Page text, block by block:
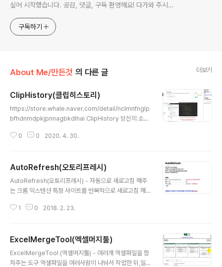
싶어 시작했습니다. 공감, 댓글, 구독 환영해요! 다가와 주시면
구독하기
About Me/만든것 의 다른 글 더보기
ClipHistory(클립히스토리)
https://store.whale.naver.com/detail/nclmnfnglp
bfhdnmdpkjpnnagbkdlhai ClipHistory 당신의 소중
opy History. (Just for you) store.whale.naver.co
장과 링크의 경우 하이퍼링크 생성으로 새창을 띄울 수 있
다. 이미지 인 경우에도 기록되도록 수정할 예정!
0 0 2020. 4. 30.
AutoRefresh(오토리프레시)
AutoRefresh(오토리프레시) - 자동으로 새로고침 해주
는 크롬 익스텐션 특정 사이트를 반복적으로 새로고침 해
주소 / 횟수 / 주기를 입력하면,입력한대로 새로고침을 수
e/detail/autorefresh/kpblfhpdgghcabcfkndaicjh
kppckdfk[Github] https://github.com/seunggab
i/auto-refresh[Whale] https://store.whale.naver.
1 0 2018. 2. 23.
ExcelMergeTool(엑셀머지툴)
ExcelMergeTool (엑셀머지툴) - 여러개 엑셀파일을 합
쳐주는 도구 엑셀파일을 여러사람이 나눠서 작업한 뒤,일